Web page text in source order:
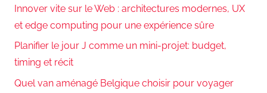
Innover vite sur le Web : architectures modernes, UX
et edge computing pour une expérience sûre
Planifier le jour J comme un mini-projet: budget,
timing et récit
Quel van aménagé Belgique choisir pour voyager